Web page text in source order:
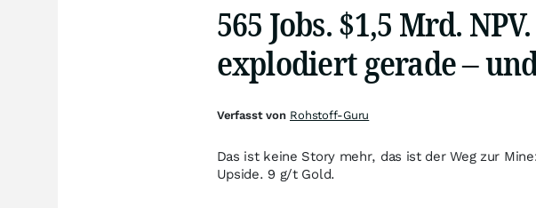
565 Jobs. $1,5 Mrd.
explodiert gerade –
Das ist keine Story mehr, das ist der Weg zur
Upside. 9 g/t Gold.
Verfasst von Rohstoff-Guru